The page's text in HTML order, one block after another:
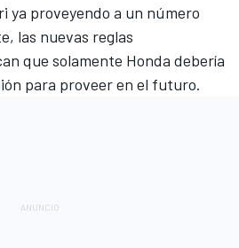
ya proveyendo a un número
las nuevas reglas
que solamente Honda debería
para proveer en el futuro.